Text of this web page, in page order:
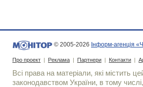
© 2005-2026 Інформ-агенція
Про проект | Реклама | Партнери | Контакти |
Всі права на матеріали, які містить
законодавством України, в тому